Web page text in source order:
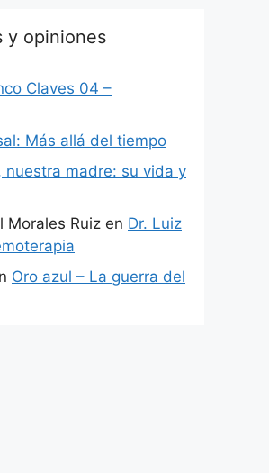
y opiniones
Claves 04 –
Más allá del tiempo
nuestra madre: su vida y
Morales Ruiz en Dr. Luiz
Oro azul – La guerra del